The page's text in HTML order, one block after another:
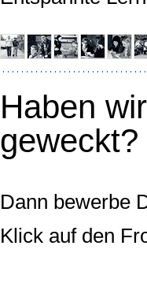
Haben
geweckt?
Dann bewerbe
Klick auf den